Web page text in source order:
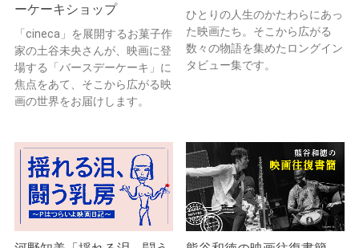
ーケーキショップ
「cineca」を展開するお菓子作
家の土谷未央さんが、映画に登
場する「バースデーケーキ」に
焦点をあて、そこから広がる映
画の世界をお届けします。
ひとりの人生のかたわらにあっ
た映画たち。そこから広がる
数々の物語を集めたロングイン
タビュー集です。